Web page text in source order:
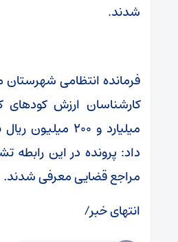
شدند.
فرمانده انتظامی شهرستان
کارشناسان ارزش
میلیارد و ۲۰۰
داد: پرونده در این رابطه
مراجع قضایی معرفی شدند.
انتهای خبر/